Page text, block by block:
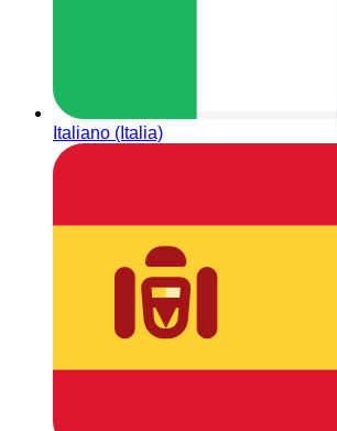
Italiano (Italia)